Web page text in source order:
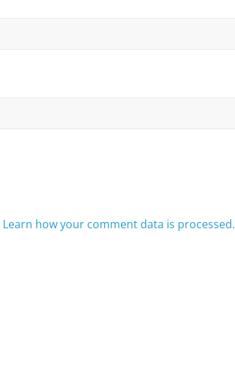
Learn how your comment data is processed.